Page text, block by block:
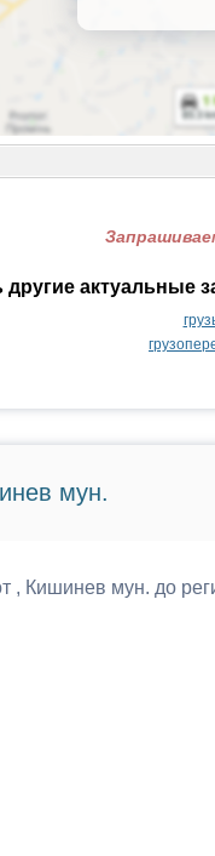
другие актуальные
мун.
, Кишинев мун. до